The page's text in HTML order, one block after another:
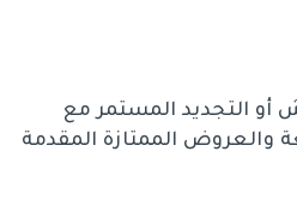
التجديد المستمر مع
والعروض الممتازة المقدمة